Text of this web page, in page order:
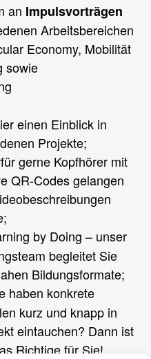
an Impulsvorträgen
Arbeitsbereichen
Economy, Mobilität
sowie
einen Einblick in
Projekte;
gerne Kopfhörer mit
QR-Codes gelangen
by Doing – unser
begleitet Sie
Bildungsformate;
haben konkrete
kurz und knapp in
eintauchen? Dann ist
Richtige für Sie!